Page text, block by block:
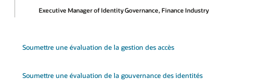
Executive Manager of Identity Governance, Finance Industry
Soumettre une évaluation de la gestion des accès
Soumettre une évaluation de la gouvernance des identités